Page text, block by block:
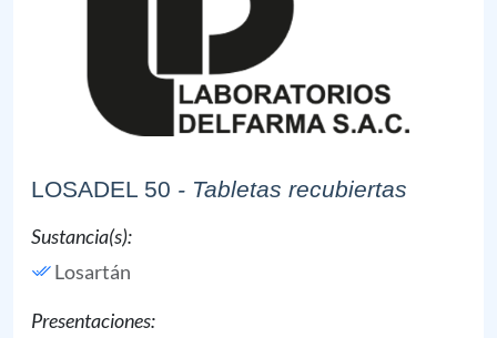
LOSADEL 50 - Tabletas recubiertas
Sustancia(s):
Losartán
Presentaciones: